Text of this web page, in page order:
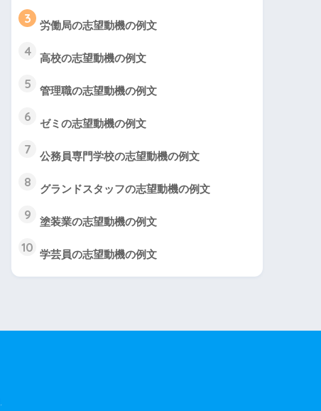
3 労働局の志望動機の例文
4 高校の志望動機の例文
5 管理職の志望動機の例文
6 ゼミの志望動機の例文
7 公務員専門学校の志望動機の例文
8 グランドスタッフの志望動機の例文
9 塗装業の志望動機の例文
10 学芸員の志望動機の例文